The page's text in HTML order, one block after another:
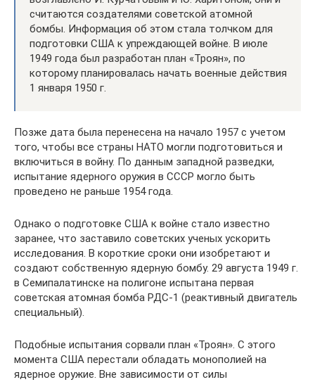
считаются создателями советской атомной
бомбы. Информация об этом стала толчком для
подготовки США к упреждающей войне. В июле
1949 года был разработан план «Троян», по
которому планировалась начать военные действия
1 января 1950 г.
Позже дата была перенесена на начало 1957 с учетом
того, чтобы все страны НАТО могли подготовиться и
включиться в войну. По данным западной разведки,
испытание ядерного оружия в СССР могло быть
проведено не раньше 1954 года.
Однако о подготовке США к войне стало известно
заранее, что заставило советских ученых ускорить
исследования. В короткие сроки они изобретают и
создают собственную ядерную бомбу. 29 августа 1949 г.
в Семипалатинске на полигоне испытана первая
советская атомная бомба РДС-1 (реактивный двигатель
специальный).
Подобные испытания сорвали план «Троян». С этого
момента США перестали обладать монополией на
ядерное оружие. Вне зависимости от силы